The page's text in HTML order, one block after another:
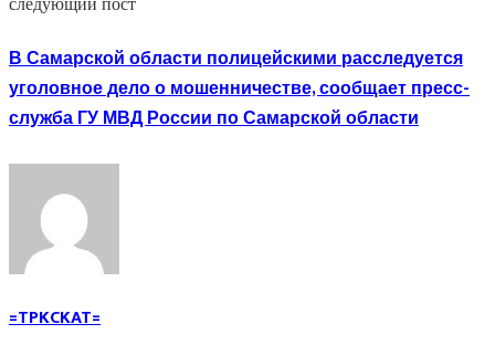
следующий пост
В Самарской области полицейскими расследуется
уголовное дело о мошенничестве, сообщает пресс-
служба ГУ МВД России по Самарской области
=TPKCKAT=